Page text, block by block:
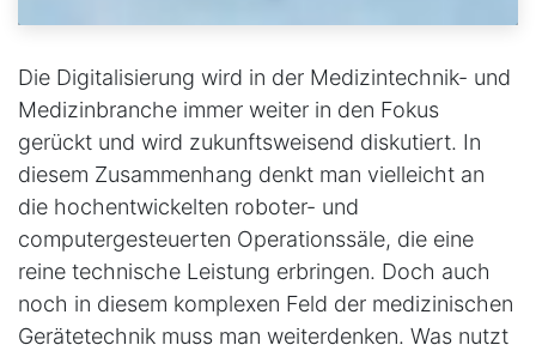
Die Digitalisierung wird in der Medizintechnik- und
Medizinbranche immer weiter in den Fokus
gerückt und wird zukunftsweisend diskutiert. In
diesem Zusammenhang denkt man vielleicht an
die hochentwickelten roboter- und
computergesteuerten Operationssäle, die eine
reine technische Leistung erbringen. Doch auch
noch in diesem komplexen Feld der medizinischen
Gerätetechnik muss man weiterdenken. Was nutzt